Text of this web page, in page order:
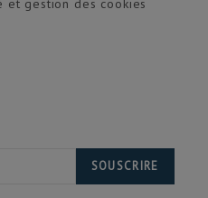
gestion des cookies
SOUSCRIRE